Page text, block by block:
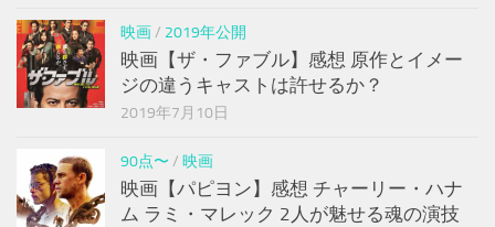
映画/ 2019年公開
映画【ザ・ファブル】感想 原作とイメー
ジの違うキャストは許せるか？
2019年7月10日
90点〜 / 映画
映画【パピヨン】感想 チャーリー・ハナ
ム ラミ・マレック 2人が魅せる魂の演技